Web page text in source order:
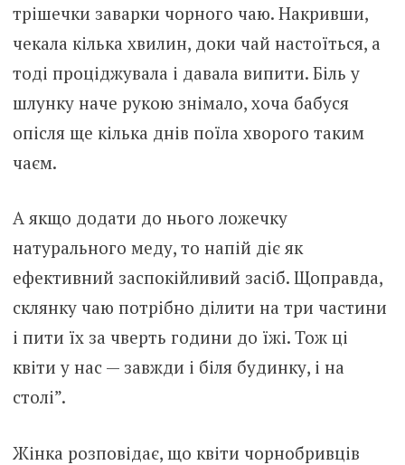
трішечки заварки чорного чаю. Накривши,
чекала кілька хвилин, доки чай настоїться, а
тоді проціджувала і давала випити. Біль у
шлyнку наче рукою знімало, хоча бабуся
опісля ще кілька днів поїла хворого таким
чаєм.
А якщо додати до нього ложечку
натурального меду, то напій діє як
ефективний заспокійливий засіб. Щоправда,
склянку чаю потрібно ділити на три частини
і пити їх за чверть години до їжі. Тож ці
квіти у нас — завжди і біля будинку, і на
столі”.
Жінка розповідає, що квіти чорнобривців